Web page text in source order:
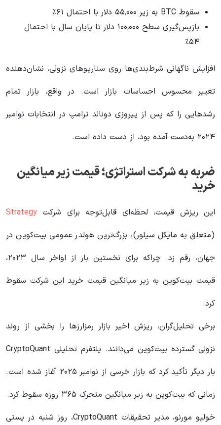
سقوط BTC به زیر ۵۵٬۰۰۰ دلار با احتمال ۶۱٪
بازپس‌گیری سطح ۱۰۰٬۰۰۰ دلار تا پایان سال با احتمال
۵۴٪
افزایش ناگهانی شرط‌بندی‌ها روی سناریوهای نزولی، نشان‌دهنده
تغییر محسوس احساسات بازار است. در واقع، بازار تمام
رشدهایی را که پس از پیروزی دونالد ترامپ در انتخابات نوامبر
۲۰۲۴ به‌دست آمده بود، از دست داده است.
ضربه به شرکت استراتژی؛ قیمت زیر میانگین
خرید
این ریزش قیمت، لحظه‌ای قابل‌توجه برای شرکت Strategy
(متعلق به مایکل سیلور)، بزرگ‌ترین هولدر عمومی بیت‌کوین در
جهان، رقم زد. چراکه برای نخستین بار از اواخر سال ۲۰۲۳،
قیمت بیت‌کوین به زیر میانگین قیمت خرید این شرکت سقوط
کرد.
برخی تحلیل‌گران، ریزش اخیر بازار رمزارزها را بخشی از روند
نزولی گسترده بیت‌کوین می‌دانند. پلتفرم تحلیلی CryptoQuant
بار دیگر تأکید کرد که بازار خرسی از نوامبر ۲۰۲۵ آغاز شده است.
زمانی که بیت‌کوین به زیر میانگین متحرک ۳۶۵ روزه سقوط کرد.
خولیو مورنو، مدیر تحقیقات CryptoQuant، روز شنبه در پستی